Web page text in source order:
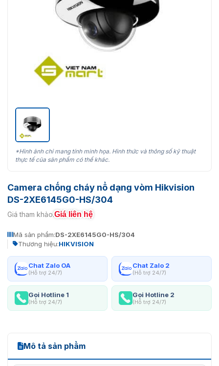
*Hình ảnh chỉ mang tính minh họa. Hình thức và thông số kỹ thuật
thực tế của sản phẩm có thể khác.
Camera chống cháy nổ dạng vòm Hikvision
DS-2XE6145G0-HS/304
Giá tham khảo:Giá liên hệ
Mã sản phẩm:DS-2XE6145G0-HS/304
Thương hiệu:HIKVISION
Chat Zalo OA
(Hỗ trợ 24/7)
Chat Zalo 2
(Hỗ trợ 24/7)
Gọi Hotline 1
(Hỗ trợ 24/7)
Gọi Hotline 2
(Hỗ trợ 24/7)
Mô tả sản phẩm